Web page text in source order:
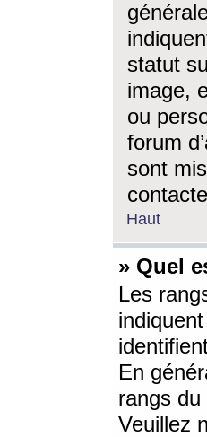
statut
image,
ou
forum
sont
Haut
» Quel
Les
En
rangs du
Veuillez